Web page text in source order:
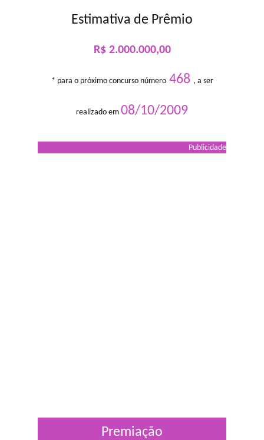
Estimativa de Prêmio
R$ 2.000.000,00
* para o próximo concurso número468 , a ser
realizado em 08/10/2009
Publicidade
Premiação